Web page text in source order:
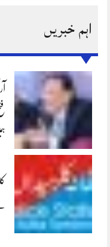
اہم خبریں